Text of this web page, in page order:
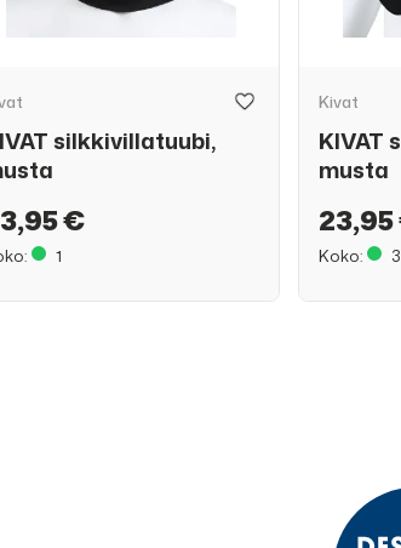
silkkivillatuubi,
€
1
Kivat
KIVAT
musta
Koko: 3